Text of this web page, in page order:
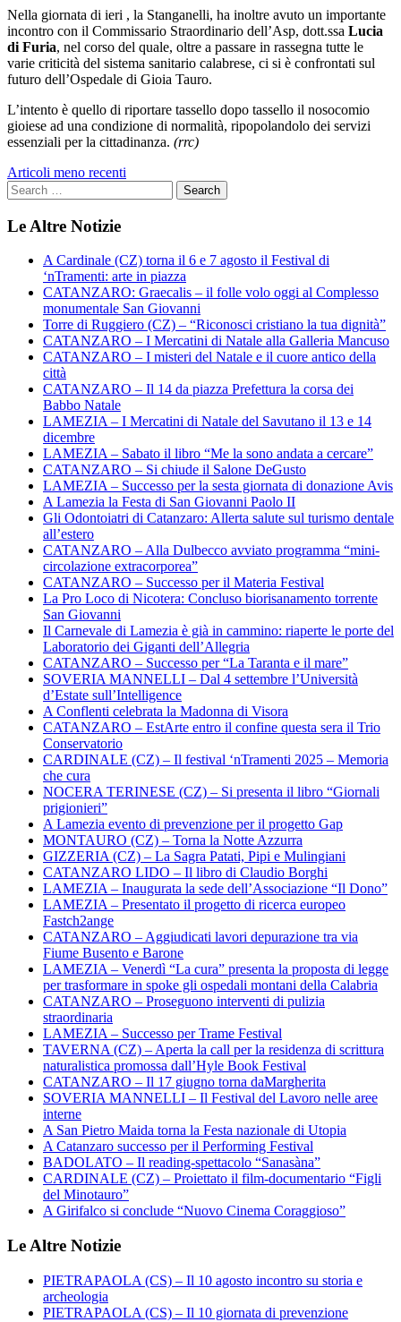
Nella giornata di ieri , la Stanganelli, ha inoltre avuto un importante
incontro con il Commissario Straordinario dell’Asp, dott.ssa Lucia
di Furia, nel corso del quale, oltre a passare in rassegna tutte le
varie criticità del sistema sanitario calabrese, ci si è confrontati sul
futuro dell’Ospedale di Gioia Tauro.
L’intento è quello di riportare tassello dopo tassello il nosocomio
gioiese ad una condizione di normalità, ripopolandolo dei servizi
essenziali per la cittadinanza. (rrc)
Navigazione
articoli
Articoli meno recenti
Le Altre Notizie
A Cardinale (CZ) torna il 6 e 7 agosto il Festival di
‘nTramenti: arte in piazza
CATANZARO: Graecalis – il folle volo oggi al Complesso
monumentale San Giovanni
Torre di Ruggiero (CZ) – “Riconosci cristiano la tua dignità”
CATANZARO – I Mercatini di Natale alla Galleria Mancuso
CATANZARO – I misteri del Natale e il cuore antico della
città
CATANZARO – Il 14 da piazza Prefettura la corsa dei
Babbo Natale
LAMEZIA – I Mercatini di Natale del Savutano il 13 e 14
dicembre
LAMEZIA – Sabato il libro “Me la sono andata a cercare”
CATANZARO – Si chiude il Salone DeGusto
LAMEZIA – Successo per la sesta giornata di donazione Avis
A Lamezia la Festa di San Giovanni Paolo II
Gli Odontoiatri di Catanzaro: Allerta salute sul turismo dentale
all’estero
CATANZARO – Alla Dulbecco avviato programma “mini-
circolazione extracorporea”
CATANZARO – Successo per il Materia Festival
La Pro Loco di Nicotera: Concluso biorisanamento torrente
San Giovanni
Il Carnevale di Lamezia è già in cammino: riaperte le porte del
Laboratorio dei Giganti dell’Allegria
CATANZARO – Successo per “La Taranta e il mare”
SOVERIA MANNELLI – Dal 4 settembre l’Università
d’Estate sull’Intelligence
A Conflenti celebrata la Madonna di Visora
CATANZARO – EstArte entro il confine questa sera il Trio
Conservatorio
CARDINALE (CZ) – Il festival ‘nTramenti 2025 – Memoria
che cura
NOCERA TERINESE (CZ) – Si presenta il libro “Giornali
prigionieri”
A Lamezia evento di prevenzione per il progetto Gap
MONTAURO (CZ) – Torna la Notte Azzurra
GIZZERIA (CZ) – La Sagra Patati, Pipi e Mulingiani
CATANZARO LIDO – Il libro di Claudio Borghi
LAMEZIA – Inaugurata la sede dell’Associazione “Il Dono”
LAMEZIA – Presentato il progetto di ricerca europeo
Fastch2ange
CATANZARO – Aggiudicati lavori depurazione tra via
Fiume Busento e Barone
LAMEZIA – Venerdì “La cura” presenta la proposta di legge
per trasformare in spoke gli ospedali montani della Calabria
CATANZARO – Proseguono interventi di pulizia
straordinaria
LAMEZIA – Successo per Trame Festival
TAVERNA (CZ) – Aperta la call per la residenza di scrittura
naturalistica promossa dall’Hyle Book Festival
CATANZARO – Il 17 giugno torna daMargherita
SOVERIA MANNELLI – Il Festival del Lavoro nelle aree
interne
A San Pietro Maida torna la Festa nazionale di Utopia
A Catanzaro successo per il Performing Festival
BADOLATO – Il reading-spettacolo “Sanasàna”
CARDINALE (CZ) – Proiettato il film-documentario “Figli
del Minotauro”
A Girifalco si conclude “Nuovo Cinema Coraggioso”
Le Altre Notizie
PIETRAPAOLA (CS) – Il 10 agosto incontro su storia e
archeologia
PIETRAPAOLA (CS) – Il 10 giornata di prevenzione